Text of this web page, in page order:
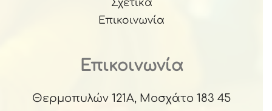
Σχετικά
Επικοινωνία
Επικοινωνία
Θερμοπυλών 121Α, Μοσχάτο 183 45